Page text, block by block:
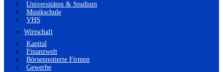
Universitäten & Studium
Musikschule
VHS
Wirtschaft
Kapital
Finanzwelt
Börsennotierte Firmen
Gewerbe